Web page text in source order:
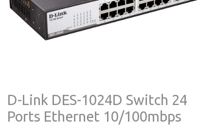
D-Link DES-1024D Switch 24
Ports Ethernet 10/100mbps